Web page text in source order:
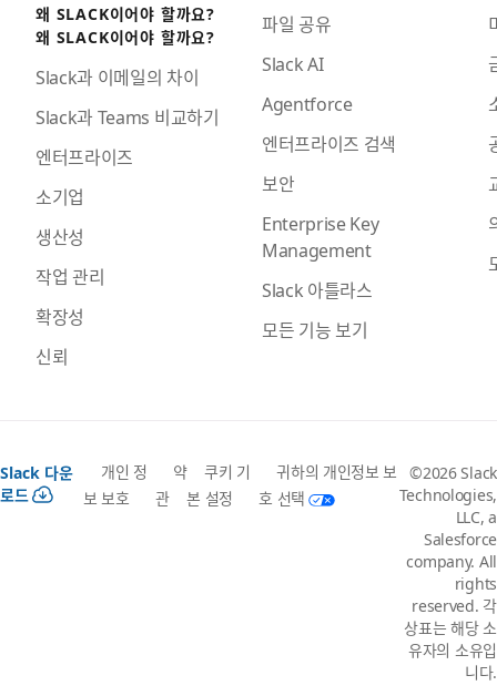
왜 SLACK이어야 할까요?
왜 SLACK이어야 할까요?
Slack과 이메일의 차이
Slack과 Teams 비교하기
엔터프라이즈
소기업
생산성
작업 관리
확장성
신뢰
파일 공유
Slack AI
Agentforce
엔터프라이즈 검색
보안
Enterprise Key
Management
Slack 아틀라스
모든 기능 보기
Slack 다운
로드
개인 정
보 보호
약
관
쿠키 기
본 설정
귀하의 개인정보 보
호 선택
©2026 Slack
Technologies,
LLC, a
Salesforce
company. All
rights
reserved. 각
상표는 해당 소
유자의 소유입
니다.